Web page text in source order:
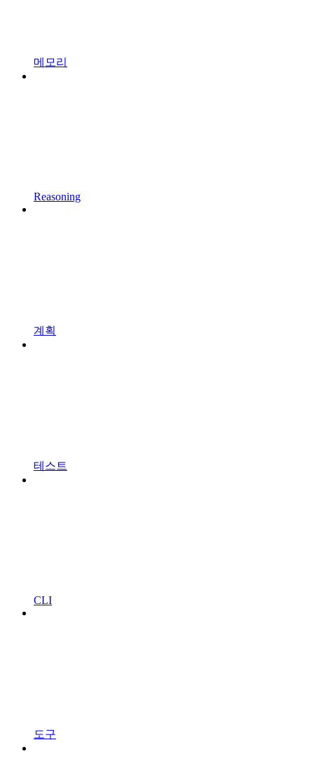
메모리
Reasoning
계획
테스트
CLI
도구